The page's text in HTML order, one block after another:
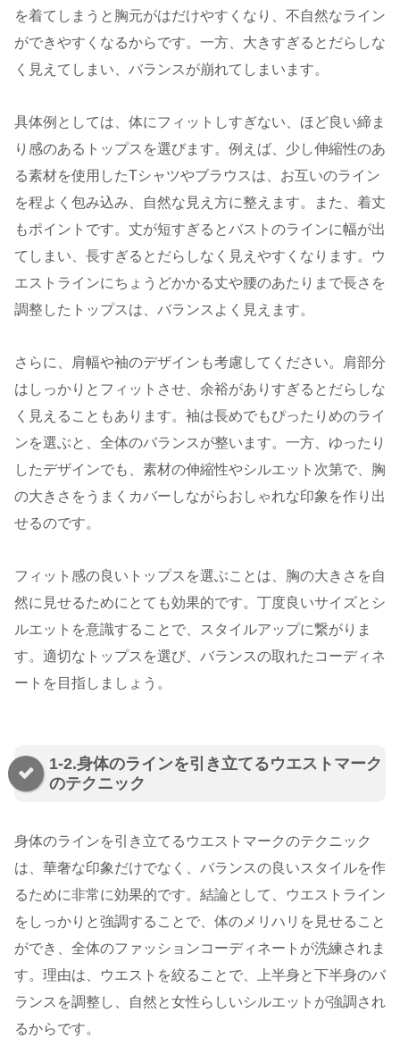
を着てしまうと胸元がはだけやすくなり、不自然なライン
ができやすくなるからです。一方、大きすぎるとだらしな
く見えてしまい、バランスが崩れてしまいます。
具体例としては、体にフィットしすぎない、ほど良い締ま
り感のあるトップスを選びます。例えば、少し伸縮性のあ
る素材を使用したTシャツやブラウスは、お互いのライン
を程よく包み込み、自然な見え方に整えます。また、着丈
もポイントです。丈が短すぎるとバストのラインに幅が出
てしまい、長すぎるとだらしなく見えやすくなります。ウ
エストラインにちょうどかかる丈や腰のあたりまで長さを
調整したトップスは、バランスよく見えます。
さらに、肩幅や袖のデザインも考慮してください。肩部分
はしっかりとフィットさせ、余裕がありすぎるとだらしな
く見えることもあります。袖は長めでもぴったりめのライ
ンを選ぶと、全体のバランスが整います。一方、ゆったり
したデザインでも、素材の伸縮性やシルエット次第で、胸
の大きさをうまくカバーしながらおしゃれな印象を作り出
せるのです。
フィット感の良いトップスを選ぶことは、胸の大きさを自
然に見せるためにとても効果的です。丁度良いサイズとシ
ルエットを意識することで、スタイルアップに繋がりま
す。適切なトップスを選び、バランスの取れたコーディネ
ートを目指しましょう。
1-2.身体のラインを引き立てるウエストマーク
のテクニック
身体のラインを引き立てるウエストマークのテクニック
は、華奢な印象だけでなく、バランスの良いスタイルを作
るために非常に効果的です。結論として、ウエストライン
をしっかりと強調することで、体のメリハリを見せること
ができ、全体のファッションコーディネートが洗練されま
す。理由は、ウエストを絞ることで、上半身と下半身のバ
ランスを調整し、自然と女性らしいシルエットが強調され
るからです。